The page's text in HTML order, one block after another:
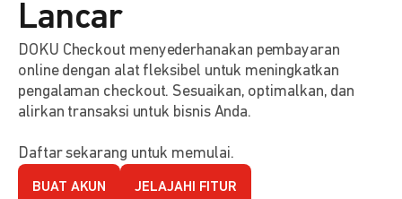
Lancar
DOKU Checkout menyederhanakan pembayaran
online dengan alat fleksibel untuk meningkatkan
pengalaman checkout. Sesuaikan, optimalkan, dan
alirkan transaksi untuk bisnis Anda.
Daftar sekarang untuk memulai.
BUAT AKUN JELAJAHI FITUR